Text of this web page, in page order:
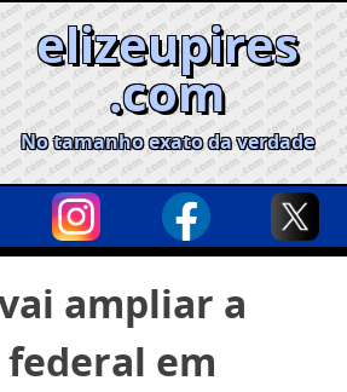
elizeupires
.com
No tamanho exato da verdade
ampliar a
em